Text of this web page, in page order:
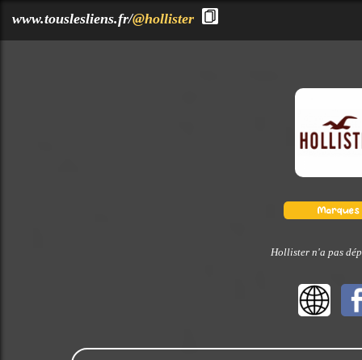
www.touslesliens.fr/@hollister
Hollister n'a pas